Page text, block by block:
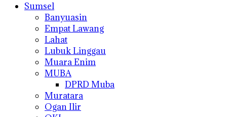
Sumsel
Banyuasin
Empat Lawang
Lahat
Lubuk Linggau
Muara Enim
MUBA
DPRD Muba
Muratara
Ogan Ilir